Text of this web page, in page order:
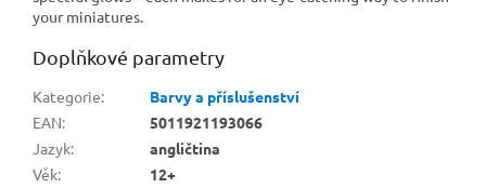
your miniatures.
Doplňkové parametry
Kategorie:
Barvy a příslušenství
EAN:
5011921193066
Jazyk:
angličtina
Věk:
12+